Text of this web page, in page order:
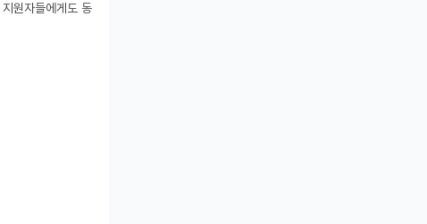
원자들에게도 동